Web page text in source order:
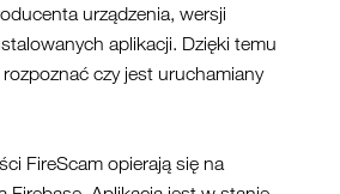
urządzenia, wersji
aplikacji. Dzięki temu
czy jest uruchamiany
FireScam opierają się na